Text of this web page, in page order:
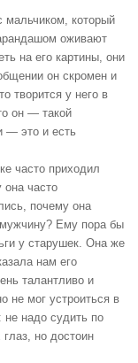
мальчиком, который
оживают
на его картины, они
он скромен и
творится у него в
он — такой
— это и есть
часто приходил
она часто
почему она
мужчину? Ему пора бы
у старушек. Она же
нам его
талантливо и
не мог устроиться в
надо судить по
но достоин